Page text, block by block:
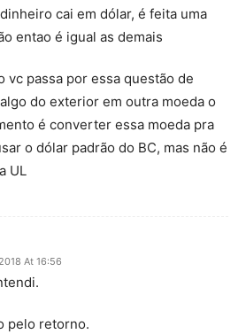
cai em dólar, é feita uma
entao é igual as demais
vc passa por essa questão de
do exterior em outra moeda o
é converter essa moeda pra
o dólar padrão do BC, mas não é
UL
At 16:56
pelo retorno.